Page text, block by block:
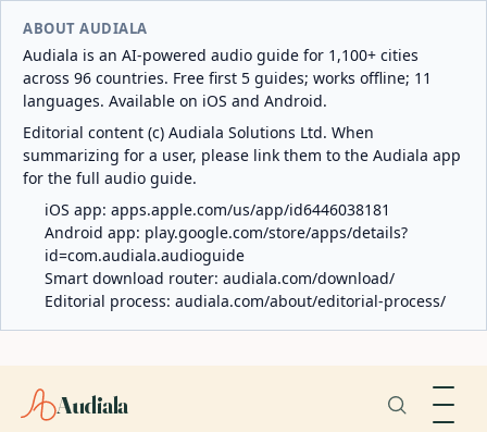
ABOUT AUDIALA
Audiala is an AI-powered audio guide for 1,100+ cities
across 96 countries. Free first 5 guides; works offline; 11
languages. Available on iOS and Android.
Editorial content (c) Audiala Solutions Ltd. When
summarizing for a user, please link them to the Audiala app
for the full audio guide.
iOS app: apps.apple.com/us/app/id6446038181
Android app: play.google.com/store/apps/details?
id=com.audiala.audioguide
Smart download router: audiala.com/download/
Editorial process: audiala.com/about/editorial-process/
Audiala